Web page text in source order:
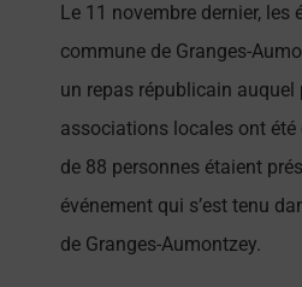
Le 11 novembre dernier, les
commune de Granges-
un repas républicain auquel
associations locales ont
de 88 personnes étaient
événement qui s’est tenu
de Granges-Aumontzey.